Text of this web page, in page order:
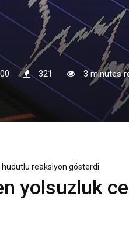
321 3 minutes
hudutlu reaksiyon gösterdi
yolsuzluk